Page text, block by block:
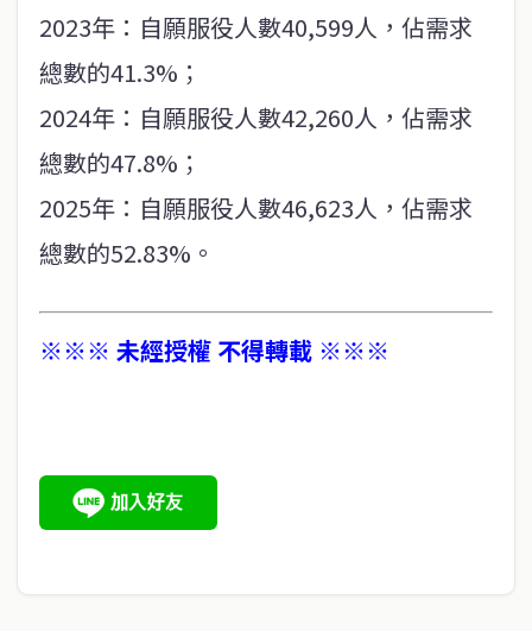
2023年：自願服役人數40,599人，佔需求
總數的41.3%；
2024年：自願服役人數42,260人，佔需求
總數的47.8%；
2025年：自願服役人數46,623人，佔需求
總數的52.83%。
※※※ 未經授權 不得轉載 ※※※